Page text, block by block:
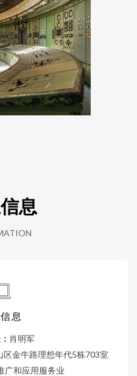
息
息
肖明军
区金牛路理想年代5栋703室
广和应用服务业